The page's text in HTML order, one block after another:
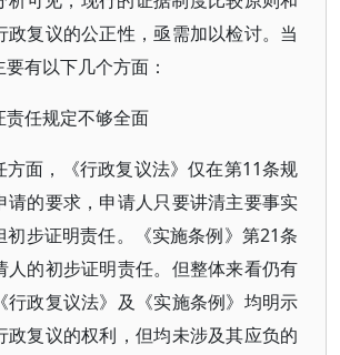
政复议的公正性，亟需加以检讨。当
有以下几个方面：
责任规定不够全面
方面，《行政复议法》仅在第11条规
请的要求，申请人只要讲清主要事实
初步证明责任。《实施条例》第21条
人的初步证明责任。但整体来看仍有
行政复议法》及《实施条例》均明示
政复议的权利，但均未涉及其应负的